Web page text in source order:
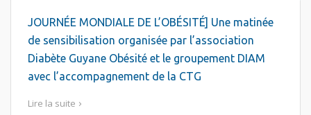
JOURNÉE MONDIALE DE L’OBÉSITÉ] Une matinée
de sensibilisation organisée par l’association
Diabète Guyane Obésité et le groupement DIAM
avec l’accompagnement de la CTG
Lire la suite